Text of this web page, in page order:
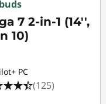
7 2-in-1 (14'',
10)
PC
(125)